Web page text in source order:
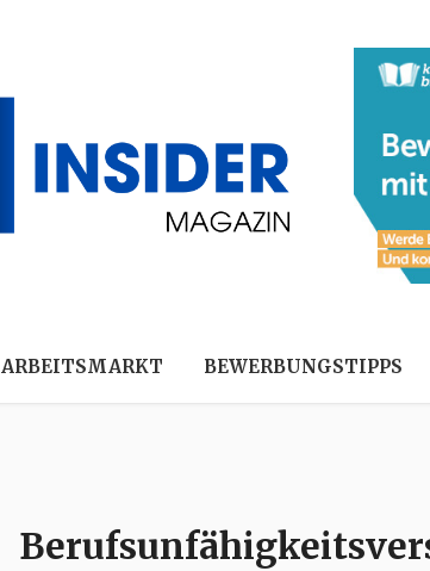
ARBEITSMARKT BEWERBUNGSTIPPS